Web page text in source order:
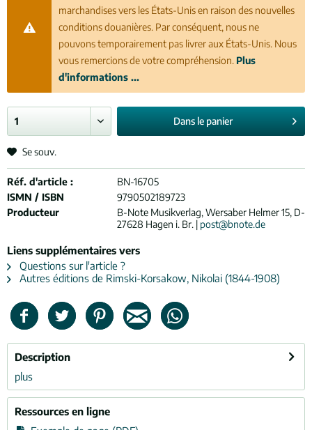
marchandises vers les États-Unis en raison des nouvelles
conditions douanières. Par conséquent, nous ne
pouvons temporairement pas livrer aux États-Unis. Nous
vous remercions de votre compréhension. Plus
d'informations ...
Dans le panier
Se souv.
Réf. d'article :
BN-16705
ISMN / ISBN
9790502189723
Producteur
B-Note Musikverlag, Wersaber Helmer 15, D-
27628 Hagen i. Br. | post@bnote.de
Liens supplémentaires vers
Questions sur l'article ?
Autres éditions de Rimski-Korsakow, Nikolai (1844-1908)
Description
plus
Ressources en ligne